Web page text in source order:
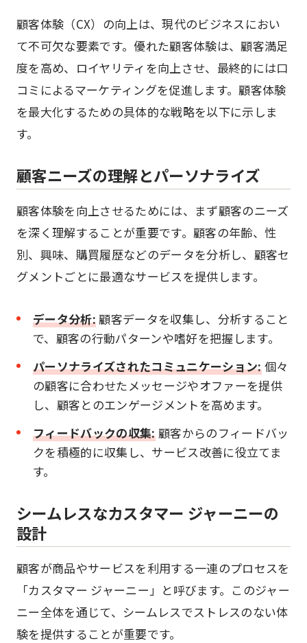
顧客体験（CX）の向上は、現代のビジネスにおい
て不可欠な要素です。優れた顧客体験は、顧客満足
度を高め、ロイヤリティを向上させ、最終的には口
コミによるマーケティングを促進します。顧客体験
を最大化するための具体的な戦略を以下に示しま
す。
顧客ニーズの理解とパーソナライズ
顧客体験を向上させるためには、まず顧客のニーズ
を深く理解することが重要です。顧客の年齢、性
別、興味、購買履歴などのデータを分析し、顧客セ
グメントごとに最適なサービスを提供します。
データ分析:顧客データを収集し、分析すること
で、顧客の行動パターンや嗜好を把握します。
パーソナライズされたコミュニケーション:個々
の顧客に合わせたメッセージやオファーを提供
し、顧客とのエンゲージメントを高めます。
フィードバックの収集:顧客からのフィードバッ
クを積極的に収集し、サービス改善に役立てま
す。
シームレスなカスタマー ジャーニーの
設計
顧客が商品やサービスを利用する一連のプロセスを
「カスタマー ジャーニー」と呼びます。このジャー
ニー全体を通じて、シームレスでストレスのない体
験を提供することが重要です。